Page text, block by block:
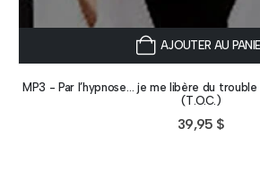
AJOUTER AU
MP3 - Par l’hypnose… je me libère du
(T.O.C.)
39,95 $